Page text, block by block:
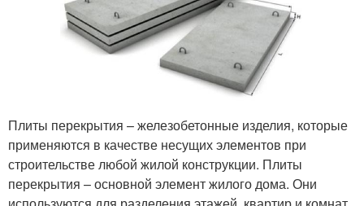
Плиты перекрытия – железобетонные изделия, которые
применяются в качестве несущих элементов при
строительстве любой жилой конструкции. Плиты
перекрытия – основной элемент жилого дома. Они